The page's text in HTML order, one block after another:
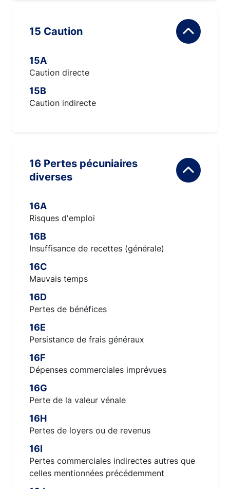
15 Caution
15A
Caution directe
15B
Caution indirecte
16 Pertes pécuniaires
diverses
16A
Risques d'emploi
16B
Insuffisance de recettes (générale)
16C
Mauvais temps
16D
Pertes de bénéfices
16E
Persistance de frais généraux
16F
Dépenses commerciales imprévues
16G
Perte de la valeur vénale
16H
Pertes de loyers ou de revenus
16I
Pertes commerciales indirectes autres que
celles mentionnées précédemment